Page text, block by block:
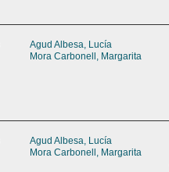
Agud Albesa, Lucía
Mora Carbonell, Margarita
Agud Albesa, Lucía
Mora Carbonell, Margarita